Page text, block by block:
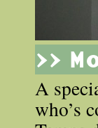
>>
A
who’s